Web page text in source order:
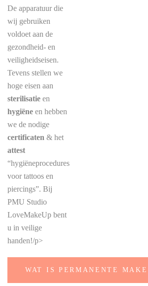
De apparatuur die
wij gebruiken
voldoet aan de
gezondheid- en
veiligheidseisen.
Tevens stellen we
hoge eisen aan
sterilisatie en
hygiëne en hebben
we de nodige
certificaten & het
attest
“hygiëneprocedures
voor tattoos en
piercings”. Bij
PMU Studio
LoveMakeUp bent
u in veilige
handen!/p>
WAT IS PERMANENTE MAKE